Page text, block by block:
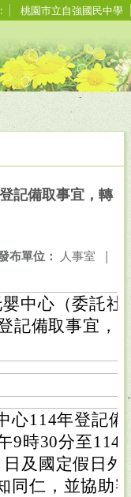
桃園市立自強國民中學
記備取事宜，轉
布單位： 人事室 |
中心（委託
記備取事宜，
心114年登記
9時30分至114
及國定假日
同仁，並協助